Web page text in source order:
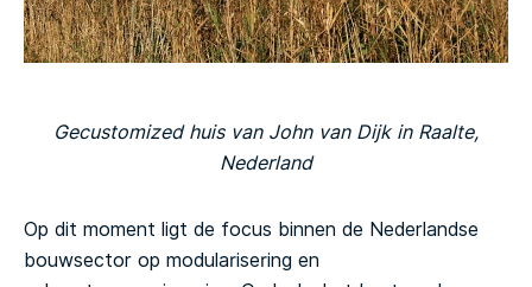
Gecustomized huis van John van Dijk in Raalte,
Nederland
Op dit moment ligt de focus binnen de Nederlandse
bouwsector op modularisering en